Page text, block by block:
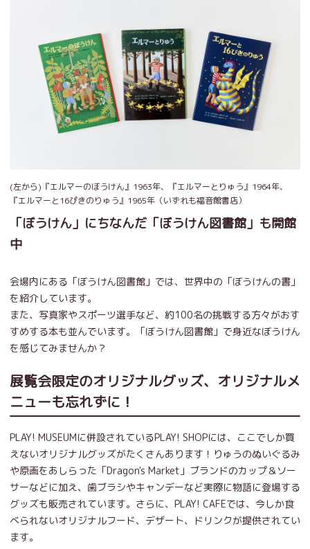
(左から)『エルマーのぼうけん』1963年、『エルマーとりゅう』1964年、
『エルマーと16ぴきのりゅう』1965年（いずれも福音館書店）
「ぼうけん」にちなんだ「ぼうけん図書館」も開館
中
会場内にある「ぼうけん図書館」では、世界中の「ぼうけんの書」
を紹介しています。
また、写真家やスポーツ選手など、約100名の挑戦する方々がおす
すめする本も並んでいます。「ぼうけん図書館」で身近なぼうけん
を感じてみませんか？
展覧会限定のオリジナルグッズ、オリジナルメ
ニューも忘れずに！
PLAY! MUSEUMに併設されているPLAY! SHOPには、ここでしか買
えないオリジナルグッズがたくさんあります！りゅうのぬいぐるみ
や原画をあしらった「Dragon's Market」ブランドのカップ＆ソー
サーなどに加え、歯ブラシやキャンデーなど実際に物語に登場する
グッズも販売されています。さらに、PLAY! CAFEでは、今しか食
べられないオリジナルフード、デザート、ドリンクが提供されてい
ます。